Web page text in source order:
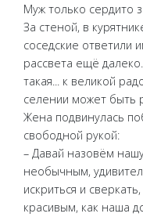
Муж только сердито
За стеной, в
соседские ответили
рассвета ещё
такая... к великой
селении может быть
Жена подвинулась
свободной рукой:
– Давай назовём
необычным,
искриться и
красивым, как наша